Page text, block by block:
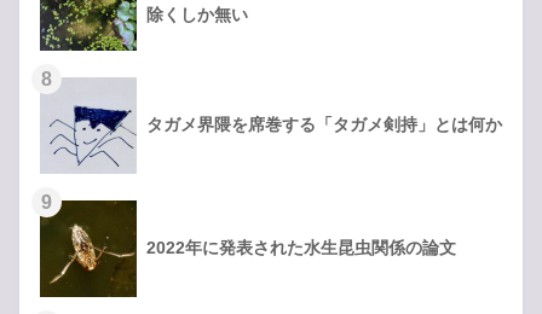
除くしか無い
タガメ界隈を席巻する「タガメ剣持」とは何か
2022年に発表された水生昆虫関係の論文